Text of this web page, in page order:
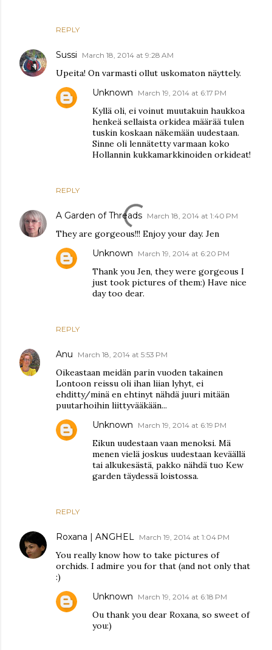
REPLY
Sussi March 18, 2014 at 9:28 AM
Upeita! On varmasti ollut uskomaton näyttely.
REPLY
Unknown March 19, 2014 at 6:17 PM
Kyllä oli, ei voinut muutakuin haukkoa
henkeä sellaista orkidea määrää tulen
tuskin koskaan näkemään uudestaan.
Sinne oli lennätetty varmaan koko
Hollannin kukkamarkkinoiden orkideat!
A Garden of Threads March 18, 2014 at 1:40 PM
They are gorgeous!!! Enjoy your day. Jen
REPLY
Unknown March 19, 2014 at 6:20 PM
Thank you Jen, they were gorgeous I
just took pictures of them:) Have nice
day too dear.
Anu March 18, 2014 at 5:53 PM
Oikeastaan meidän parin vuoden takainen
Lontoon reissu oli ihan liian lyhyt, ei
ehditty/minä en ehtinyt nähdä juuri mitään
puutarhoihin liittyvääkään...
REPLY
Unknown March 19, 2014 at 6:19 PM
Eikun uudestaan vaan menoksi. Mä
menen vielä joskus uudestaan keväällä
tai alkukesästä, pakko nähdä tuo Kew
garden täydessä loistossa.
Roxana | ANGHEL March 19, 2014 at 1:04 PM
You really know how to take pictures of
orchids. I admire you for that (and not only that
:)
Unknown March 19, 2014 at 6:18 PM
Ou thank you dear Roxana, so sweet of
you:)